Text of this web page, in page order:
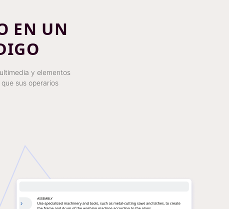
EN UN
y elementos
sus operarios